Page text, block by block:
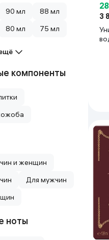
90 мл
88 мл
80 мл 75 мл
компоненты
и женщин
Для мужчин
ноты
3